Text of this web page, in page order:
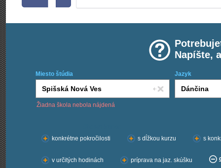
Napíšte,
Miesto štúdia Jazyk
Žiadna škola nebola nájdená
konkrétne pokročilosti
s dĺžkou kurzu s
v určitých hodinách príprava na jaz. skúšku